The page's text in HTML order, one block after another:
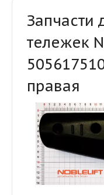
Запчасти
тележек
правая